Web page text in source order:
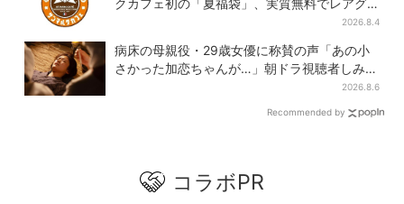
クカフェ初の「夏福袋」、実質無料でレアグ
2026.8.4
病床の母親役・29歳女優に称賛の声「あの小
さかった加恋ちゃんが…」朝ドラ視聴者しみじ
2026.8.6
Recommended by
コラボPR